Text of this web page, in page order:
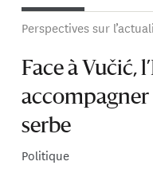
Perspectives sur
Face à Vučić,
serbe
Politique